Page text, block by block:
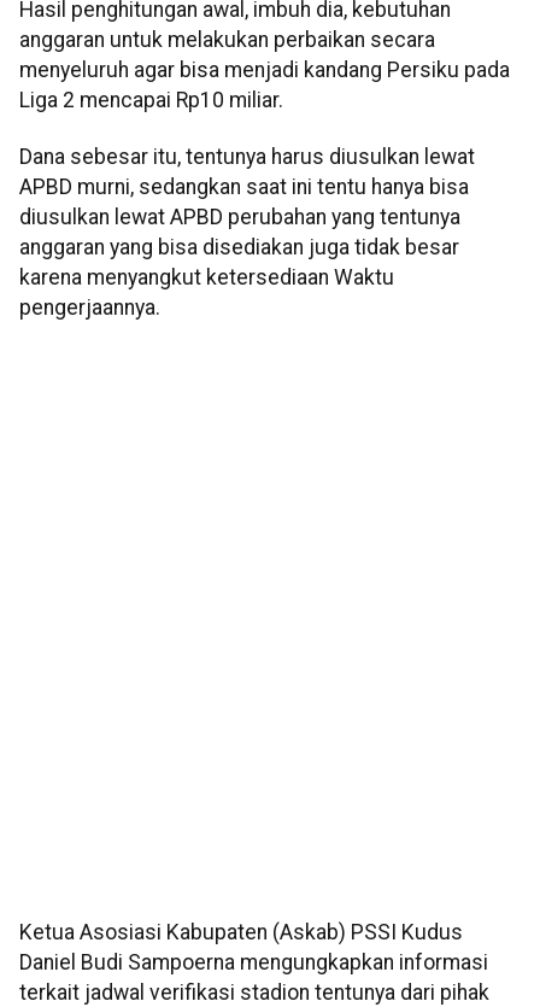
Hasil penghitungan awal, imbuh dia, kebutuhan
anggaran untuk melakukan perbaikan secara
menyeluruh agar bisa menjadi kandang Persiku pada
Liga 2 mencapai Rp10 miliar.
Dana sebesar itu, tentunya harus diusulkan lewat
APBD murni, sedangkan saat ini tentu hanya bisa
diusulkan lewat APBD perubahan yang tentunya
anggaran yang bisa disediakan juga tidak besar
karena menyangkut ketersediaan Waktu
pengerjaannya.
Ketua Asosiasi Kabupaten (Askab) PSSI Kudus
Daniel Budi Sampoerna mengungkapkan informasi
terkait jadwal verifikasi stadion tentunya dari pihak